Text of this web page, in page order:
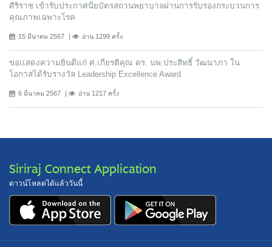
ศิริราช เข้ารับประกาศนียบัตรสถานพยาบาลผ่านการรับรองกระบวนการ
คุณภาพเฉพาะโรค
15 มีนาคม 2567 อ่าน 1299 ครั้ง
ขอเเสดงความยินดีแก่ ศ.เกียรติคุณ ดร. นพ.ประสิทธิ์ วัฒนาภา ใน
โอกาสได้รับรางวัล Leadership Excellence Award
6 มีนาคม 2567 อ่าน 1217 ครั้ง
Siriraj Connect Application
ดาวน์โหลดได้แล้ววันนี้